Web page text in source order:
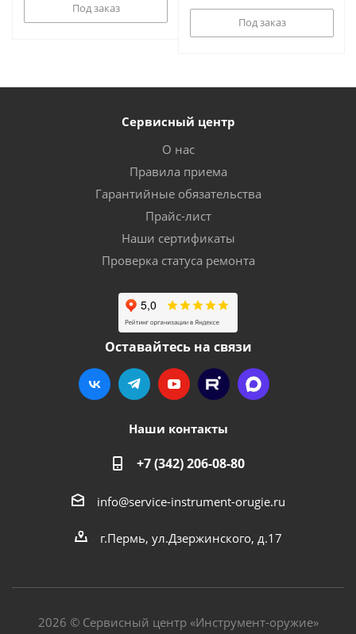
Под заказ
Под заказ
Сервисный центр
О нас
Правила приема
Гарантийные обязательства
Прайс-лист
Наши сертификаты
Проверка статуса ремонта
Оставайтесь на связи
Наши контакты
+7 (342) 206-08-80
info@service-instrument-orugie.ru
г.Пермь, ул.Дзержинского, д.17
2026 © Сервисный центр «Инструмент-оружие»